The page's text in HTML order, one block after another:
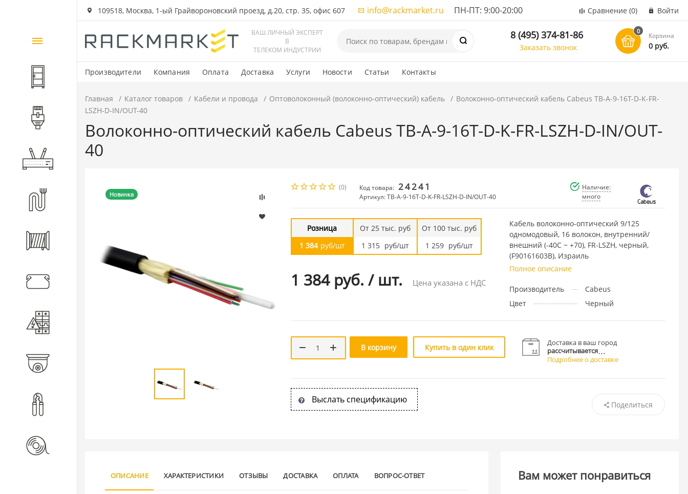
109518, Москва, 1-ый Грайвороновский проезд, д.20, стр. 35, офис 607 info@rackmarket.ru ПН-ПТ: 9:00-20:00 Сравнение (0) Войти
ВАШ ЛИЧНЫЙ ЭКСПЕРТ
В
ТЕЛЕКОМ ИНДУСТРИИ
8 (495) 374-81-86
Заказать звонок
0
Корзина
0 руб.
Производители Компания Оплата Доставка Услуги Новости Статьи Контакты
Каталог
товаров
Шкафы и стойки
Активное оборудование
Волоконно-оптические
Кабеленесущие системы
Главная Каталог товаров Кабели и провода Оптоволоконный (волоконно-оптический) кабель
Волоконно-оптический кабель Cabeus TB-A-9-16T-D-K-FR-
LSZH-D-IN/OUT-40
Волоконно-оптический кабель Cabeus TB-A-9-16T-D-K-FR-LSZH-D-IN/OUT-
40
Новинка
(0) Код товара: 24241
Артикул: TB-A-9-16T-D-K-FR-LSZH-D-IN/OUT-40
Наличие:
много
Розница
1 384 руб/шт
От 25 тыс. руб
1 315 руб/шт
От 100 тыс. руб
1 259 руб/шт
1 384 руб. / шт. Цена указана с НДС
Кабель волоконно-оптический 9/125
одномодовый, 16 волокон, внутренний/
внешний (-40C ~ +70), FR-LSZH, черный,
(F90161603B), Израиль
Полное описание
Производитель
Cabeus
Цвет
Черный
В корзину Купить в один клик
Доставка в ваш город
рассчитывается
Подробнее о доставке
Выслать спецификацию Поделиться
ОПИСАНИЕ ХАРАКТЕРИСТИКИ ОТЗЫВЫ ДОСТАВКА ОПЛАТА ВОПРОС-ОТВЕТ Вам может понравиться